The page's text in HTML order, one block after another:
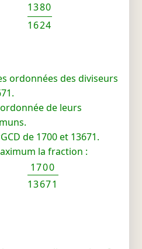
1380
1624
ordonnées des diviseurs
de leurs
de 1700 et 13671.
la fraction :
1700
13671